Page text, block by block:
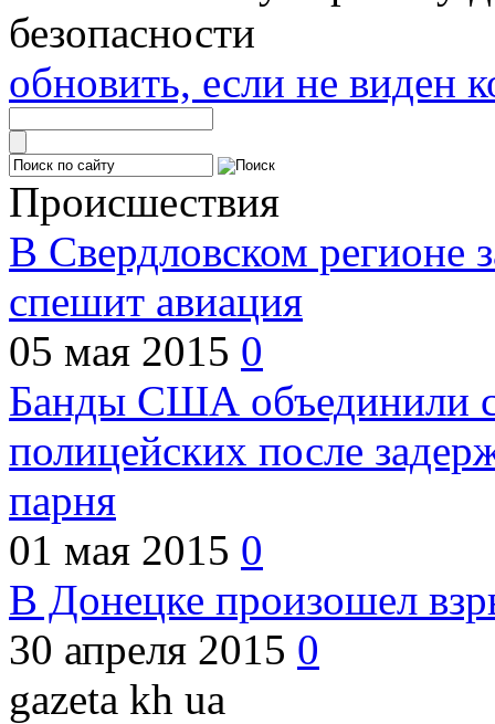
обновить, если не виден
Происшествия
В Свердловском регионе
спешит авиация
05 мая 2015 0
Банды США объединили
полицейских после
парня
01 мая 2015 0
В Донецке произошел
30 апреля 2015 0
gazeta kh ua